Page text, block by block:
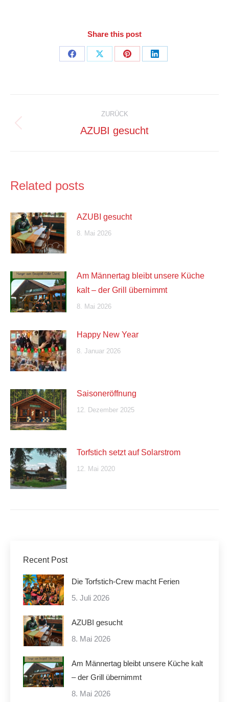
Share this post
Share
Share
Share
Share
Kommentarnavigation
ZURÜCK
Vorheriger
AZUBI gesucht
Related posts
AZUBI gesucht
8. Mai 2026
Am Männertag bleibt unsere Küche
kalt – der Grill übernimmt
8. Mai 2026
Happy New Year
8. Januar 2026
Saisoneröffnung
12. Dezember 2025
Torfstich setzt auf Solarstrom
12. Mai 2020
Recent Post
Die Torfstich-Crew macht Ferien
5. Juli 2026
AZUBI gesucht
8. Mai 2026
Am Männertag bleibt unsere Küche kalt
– der Grill übernimmt
8. Mai 2026